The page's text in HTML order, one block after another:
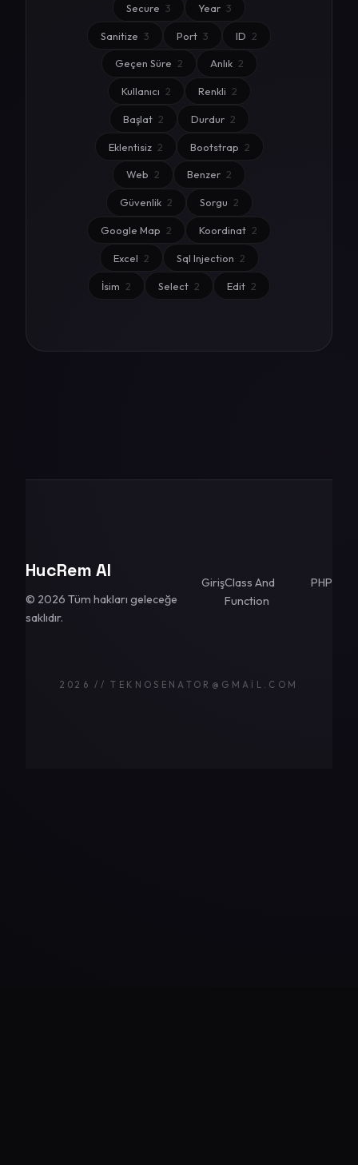
Secure 3 Year 3
Sanitize 3 Port 3 ID 2
Geçen Süre 2 Anlık 2
Kullanıcı 2 Renkli 2
Başlat 2 Durdur 2
Eklentisiz 2 Bootstrap 2
Web 2 Benzer 2
Güvenlik 2 Sorgu 2
Google Map 2 Koordinat 2
Excel 2 Sql Injection 2
İsim 2 Select 2 Edit 2
HucRem AI
© 2026 Tüm hakları geleceğe
saklıdır.
GirişClass And
Function
PHP
2026 // TEKNOSENATOR@GMAIL.COM